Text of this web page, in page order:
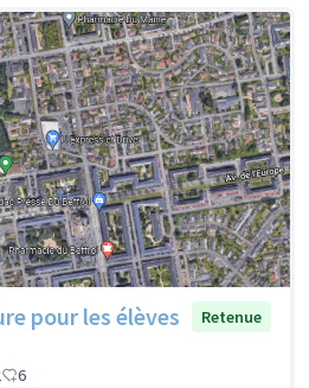
pour les élèves
Retenue
6